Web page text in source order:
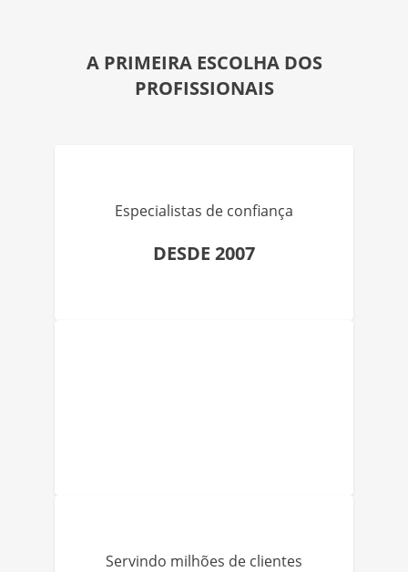
A PRIMEIRA ESCOLHA DOS
PROFISSIONAIS
Especialistas de confiança
DESDE 2007
Servindo milhões de clientes